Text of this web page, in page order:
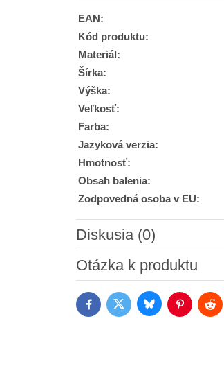
EAN:
Kód produktu:
Materiál:
Šírka:
Výška:
Veľkosť:
Farba:
Jazyková verzia:
Hmotnosť:
Obsah balenia:
Zodpovedná osoba v EU:
Diskusia (0)
Nový komentár
Otázka k produktu
FacebookTwitter BlueskyPinterest